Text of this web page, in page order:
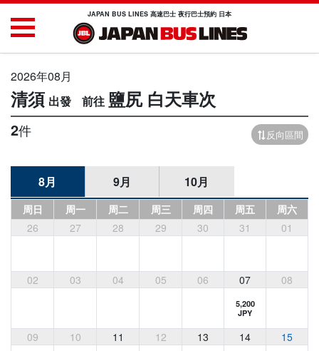
JAPAN BUS LINES 高速巴士 夜行巴士預約 日本
2026年08月
清須 鹽尻 白天車次
2件 反向區間
8月 9月 10月
周日 周一 周二 周三 周四 周五
周六
26
27 28 29 30 31 01
02 03 04 05 06 07 08
5,200
JPY
09 10 11 12 13 14 15